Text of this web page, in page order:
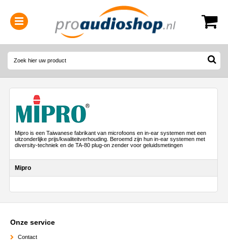
0314-364515
Mipro is een Taiwanese fabrikant van microfoons en in-ear systemen met een
uitzonderlijke prijs/kwaliteitverhouding. Beroemd zijn hun in-ear systemen met
diversity-techniek en de TA-80 plug-on zender voor geluidsmetingen
Mipro
Onze service
Contact